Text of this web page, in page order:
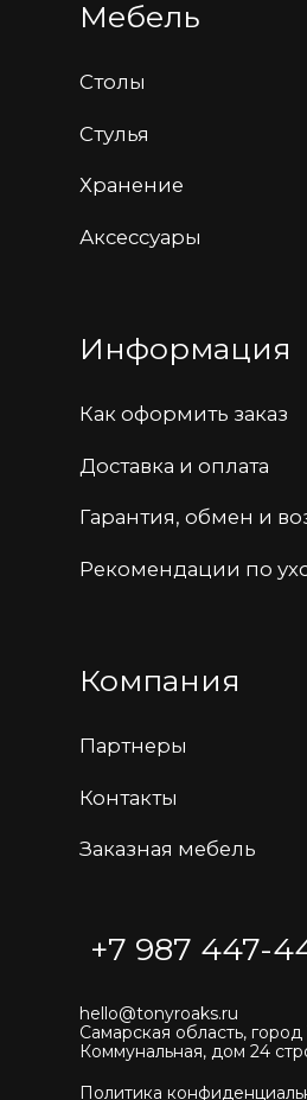
hello@tonyroaks.ru
Самарская область, город Тольятти, улица
Политика конфиденциальности
Заказная мебель
+7 987 447-44-80